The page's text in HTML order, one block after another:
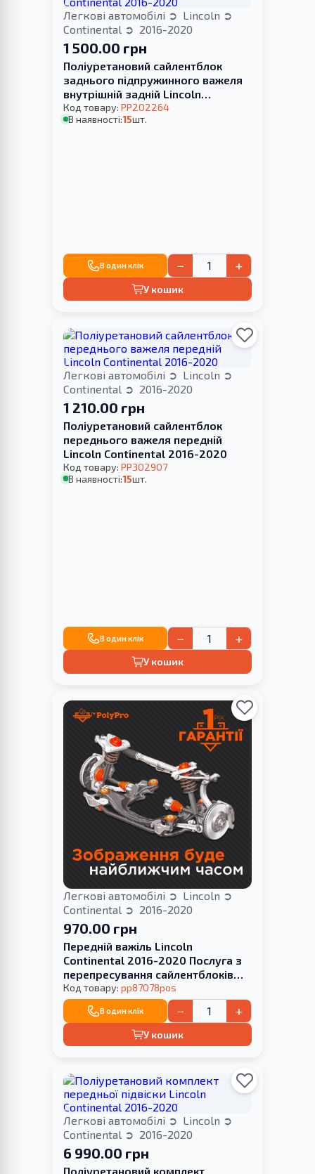
Легкові автомобілі
Lincoln
Continental
2016-2020
1 500.00 грн
Поліуретановий сайлентблок
заднього підпружинного важеля
внутрішній задній Lincoln
Continental 2016-2020
Код товару: PP202264
В наявності:15шт.
В один клік − +
У кошик
Легкові автомобілі
Lincoln
Continental
2016-2020
1 210.00 грн
Поліуретановий сайлентблок
переднього важеля передній
Lincoln Continental 2016-2020
Код товару: PP302907
В наявності:15шт.
В один клік − +
У кошик
Легкові автомобілі
Lincoln
Continental
2016-2020
970.00 грн
Передній важіль Lincoln
Continental 2016-2020 Послуга з
перепресування сайлентблоків
(Сайлентблоки в ціну не входять)
Код товару: pp87078pos
В один клік − +
У кошик
Легкові автомобілі
Lincoln
Continental
2016-2020
6 990.00 грн
Поліуретановий комплект